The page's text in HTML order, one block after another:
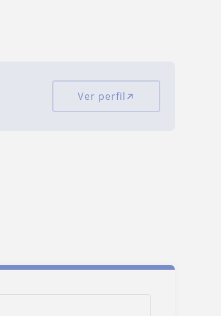
Ver perfil